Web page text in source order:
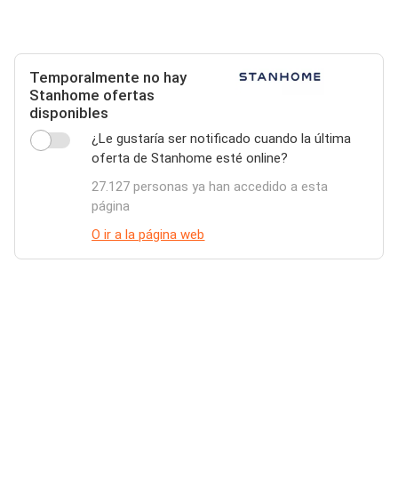
Temporalmente no hay
Stanhome ofertas
disponibles
¿Le gustaría ser notificado cuando la última
oferta de Stanhome esté online?
27.127 personas ya han accedido a esta
página
O ir a la página web